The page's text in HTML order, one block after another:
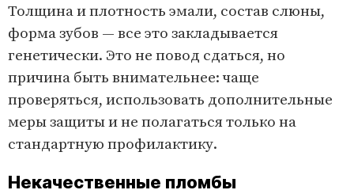
Толщина и плотность эмали, состав слюны,
форма зубов — все это закладывается
генетически. Это не повод сдаться, но
причина быть внимательнее: чаще
проверяться, использовать дополнительные
меры защиты и не полагаться только на
стандартную профилактику.
Некачественные пломбы